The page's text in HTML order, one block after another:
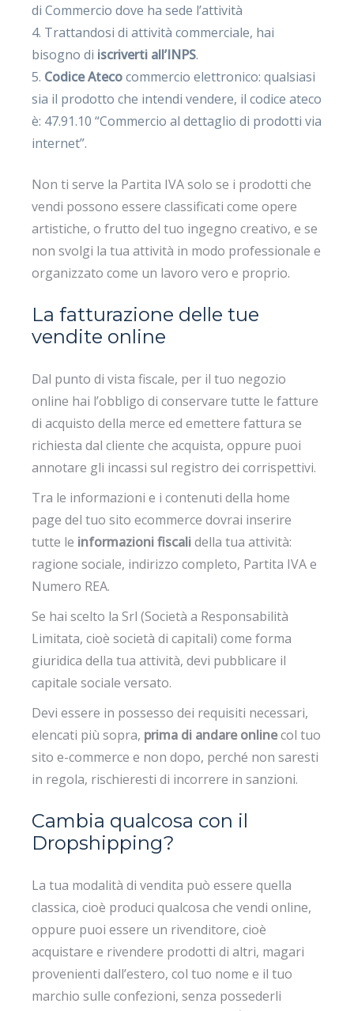
di Commercio dove ha sede l’attività
Trattandosi di attività commerciale, hai
bisogno di iscriverti all’INPS.
Codice Atecocommercio elettronico: qualsiasi
sia il prodotto che intendi vendere, il codice ateco
è: 47.91.10 “Commercio al dettaglio di prodotti via
internet”.
Non ti serve la Partita IVA solo se i prodotti che
vendi possono essere classificati come opere
artistiche, o frutto del tuo ingegno creativo, e se
non svolgi la tua attività in modo professionale e
organizzato come un lavoro vero e proprio.
La fatturazione delle tue
vendite online
Dal punto di vista fiscale, per il tuo negozio
online hai l’obbligo di conservare tutte le fatture
di acquisto della merce ed emettere fattura se
richiesta dal cliente che acquista, oppure puoi
annotare gli incassi sul registro dei corrispettivi.
Tra le informazioni e i contenuti della home
page del tuo sito ecommerce dovrai inserire
tutte le informazioni fiscalidella tua attività:
ragione sociale, indirizzo completo, Partita IVA e
Numero REA.
Se hai scelto la Srl (Società a Responsabilità
Limitata, cioè società di capitali) come forma
giuridica della tua attività, devi pubblicare il
capitale sociale versato.
Devi essere in possesso dei requisiti necessari,
elencati più sopra, prima di andare onlinecol tuo
sito e-commerce e non dopo, perché non saresti
in regola, rischieresti di incorrere in sanzioni.
Cambia qualcosa con il
Dropshipping?
La tua modalità di vendita può essere quella
classica, cioè produci qualcosa che vendi online,
oppure puoi essere un rivenditore, cioè
acquistare e rivendere prodotti di altri, magari
provenienti dall’estero, col tuo nome e il tuo
marchio sulle confezioni, senza possederli